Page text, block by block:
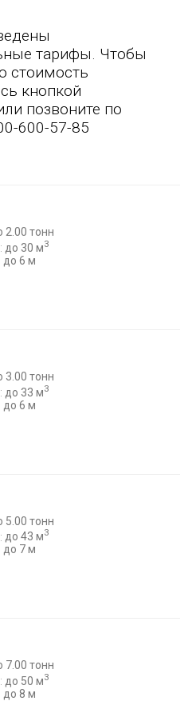
тарифы. Чтобы
стоимость
кнопкой
позвоните по
600-57-85
2.00 тонн
до 30 м3
до 6 м
3.00 тонн
до 33 м3
до 6 м
5.00 тонн
до 43 м3
до 7 м
7.00 тонн
до 50 м3
до 8 м